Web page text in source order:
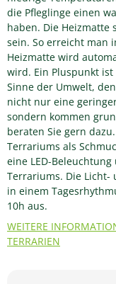
die Pfleglinge einen
haben. Die Heizmatte
sein. So erreicht man
Heizmatte wird
wird. Ein Pluspunkt
Sinne der Umwelt,
nicht nur eine
sondern kommen
beraten Sie gern
Terrariums als
eine LED-
Terrariums. Die Licht-
in einem
10h aus.
WEITERE
TERRARIEN